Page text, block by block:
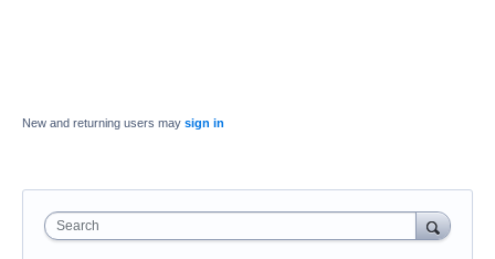
New and returning users may sign in
Search